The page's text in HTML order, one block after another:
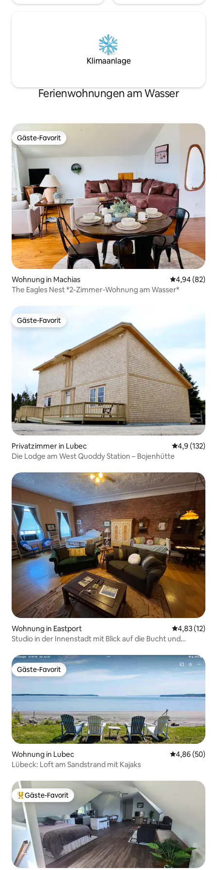
Klimaanlage
Ferienwohnungen am Wasser
Gäste-Favorit
Gäste-Favorit
Wohnung in Machias
4,94 (82)
The Eagles Nest *2-Zimmer-Wohnung am Wasser*
Gäste-Favorit
Gäste-Favorit
Privatzimmer in Lubec
4,9 (132)
Die Lodge am West Quoddy Station – Bojenhütte
Wohnung in Eastport
4,83 (12)
Studio in der Innenstadt mit Blick auf die Bucht und
Gäste-Favorit
Gäste-Favorit
Wohnung in Lubec
4,86 (50)
Lübeck: Loft am Sandstrand mit Kajaks
Beliebter Gäste-Favorit.
Gäste-Favorit